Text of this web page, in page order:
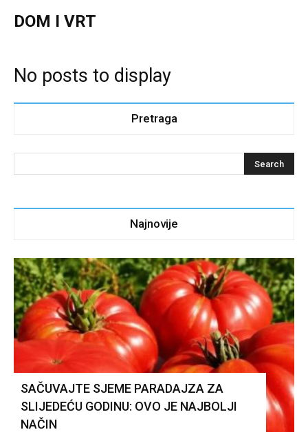
DOM I VRT
No posts to display
Pretraga
Najnovije
SAČUVAJTE SJEME PARADAJZA ZA
SLIJEDEĆU GODINU: OVO JE NAJBOLJI
NAČIN